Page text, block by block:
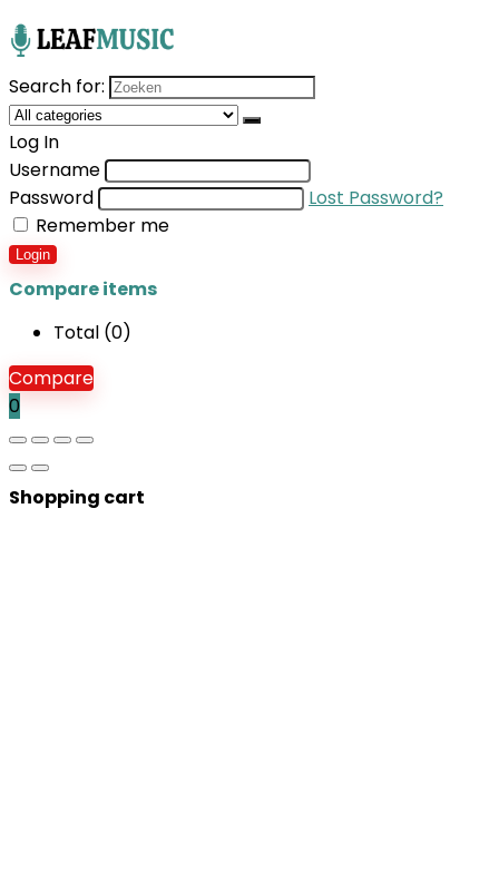
Search for:
Log In
Username
Password
Lost Password?
Remember me
Login
Compare items
Total (0)
Compare
0
Shopping cart